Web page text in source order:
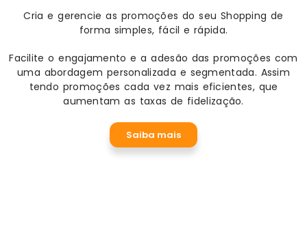
Cria e gerencie as promoções do seu Shopping de
forma simples, fácil e rápida.
Facilite o engajamento e a adesão das promoções com
uma abordagem personalizada e segmentada. Assim
tendo promoções cada vez mais eficientes, que
aumentam as taxas de fidelização.
Saiba mais